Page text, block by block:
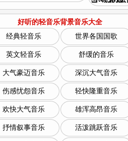
好听的轻音乐背景音乐大全
经典轻音乐
世界各国国歌
英文轻音乐 舒缓的音乐
大气豪迈音乐 深沉大气音乐
伤感忧怨音乐 轻快隆重音乐
欢快大气音乐 雄浑高昂音乐
抒情叙事音乐 活泼跳跃音乐